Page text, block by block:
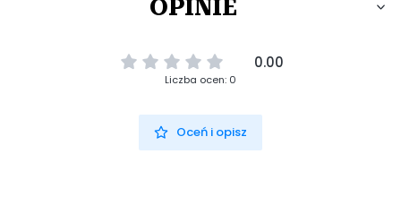
OPINIE
0.00
Liczba ocen: 0
Oceń i opisz